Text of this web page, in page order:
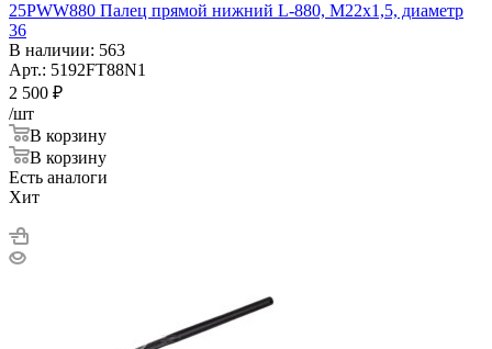
25PWW880 Палец прямой нижний L-880, M22x1,5, диаметр
36
В наличии: 563
Арт.: 5192FT88N1
2 500 ₽
/шт
В корзину
В корзину
Есть аналоги
Хит